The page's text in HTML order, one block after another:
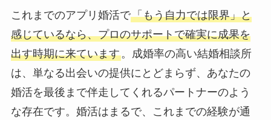
これまでのアプリ婚活で「もう自力では限界」と
感じているなら、プロのサポートで確実に成果を
出す時期に来ています。成婚率の高い結婚相談所
は、単なる出会いの提供にとどまらず、あなたの
婚活を最後まで伴走してくれるパートナーのよう
な存在です。婚活はまるで、これまでの経験が通